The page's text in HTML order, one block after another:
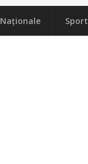
Naţionale Sport